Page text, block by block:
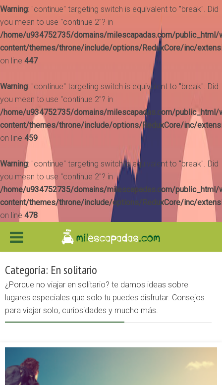
Warning: "continue" targeting switch is equivalent to "break". Did
you mean to use "continue 2"? in
/home/u934752735/domains/milescapadas.com/public_html/
content/themes/throne/include/options/ReduxCore/inc/
on line 447
Warning: "continue" targeting switch is equivalent to "break". Did
you mean to use "continue 2"? in
/home/u934752735/domains/milescapadas.com/public_html/
content/themes/throne/include/options/ReduxCore/inc/
on line 459
Warning: "continue" targeting switch is equivalent to "break". Did
you mean to use "continue 2"? in
/home/u934752735/domains/milescapadas.com/public_html/
content/themes/throne/include/options/ReduxCore/inc/
on line 478
Categoría: En solitario
¿Porque no viajar en solitario? te damos ideas sobre
lugares especiales que solo tu puedes disfrutar. Consejos
para viajar solo, curiosidades y mucho más.